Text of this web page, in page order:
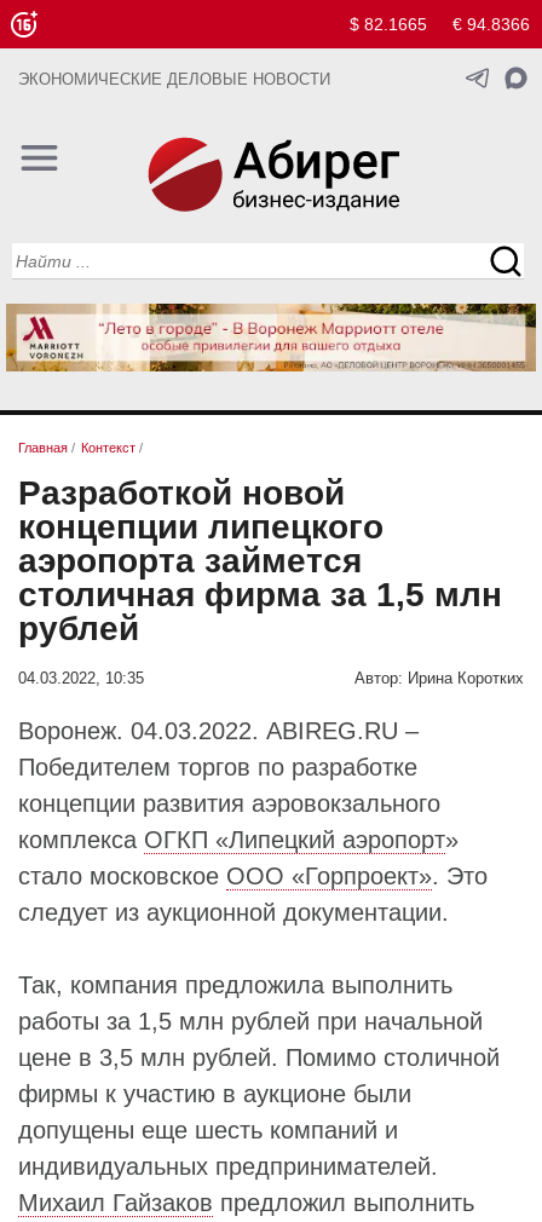
$ 82.1665 € 94.8366
ЭКОНОМИЧЕСКИЕ ДЕЛОВЫЕ НОВОСТИ
Главная / Контекст /
Разработкой новой
концепции липецкого
аэропорта займется
столичная фирма за 1,5 млн
рублей
04.03.2022, 10:35 Автор: Ирина Коротких
Воронеж. 04.03.2022. ABIREG.RU –
Победителем торгов по разработке
концепции развития аэровокзального
комплекса ОГКП «Липецкий аэропорт»
стало московское ООО «Горпроект». Это
следует из аукционной документации.
Так, компания предложила выполнить
работы за 1,5 млн рублей при начальной
цене в 3,5 млн рублей. Помимо столичной
фирмы к участию в аукционе были
допущены еще шесть компаний и
индивидуальных предпринимателей.
Михаил Гайзаков предложил выполнить